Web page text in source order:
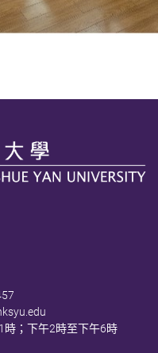
時；下午2時至下午6時